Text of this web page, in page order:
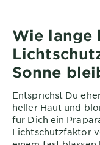
Wie lange
Sonne
Entsprichst Du
heller Haut und
für Dich ein
Lichtschutzfaktor